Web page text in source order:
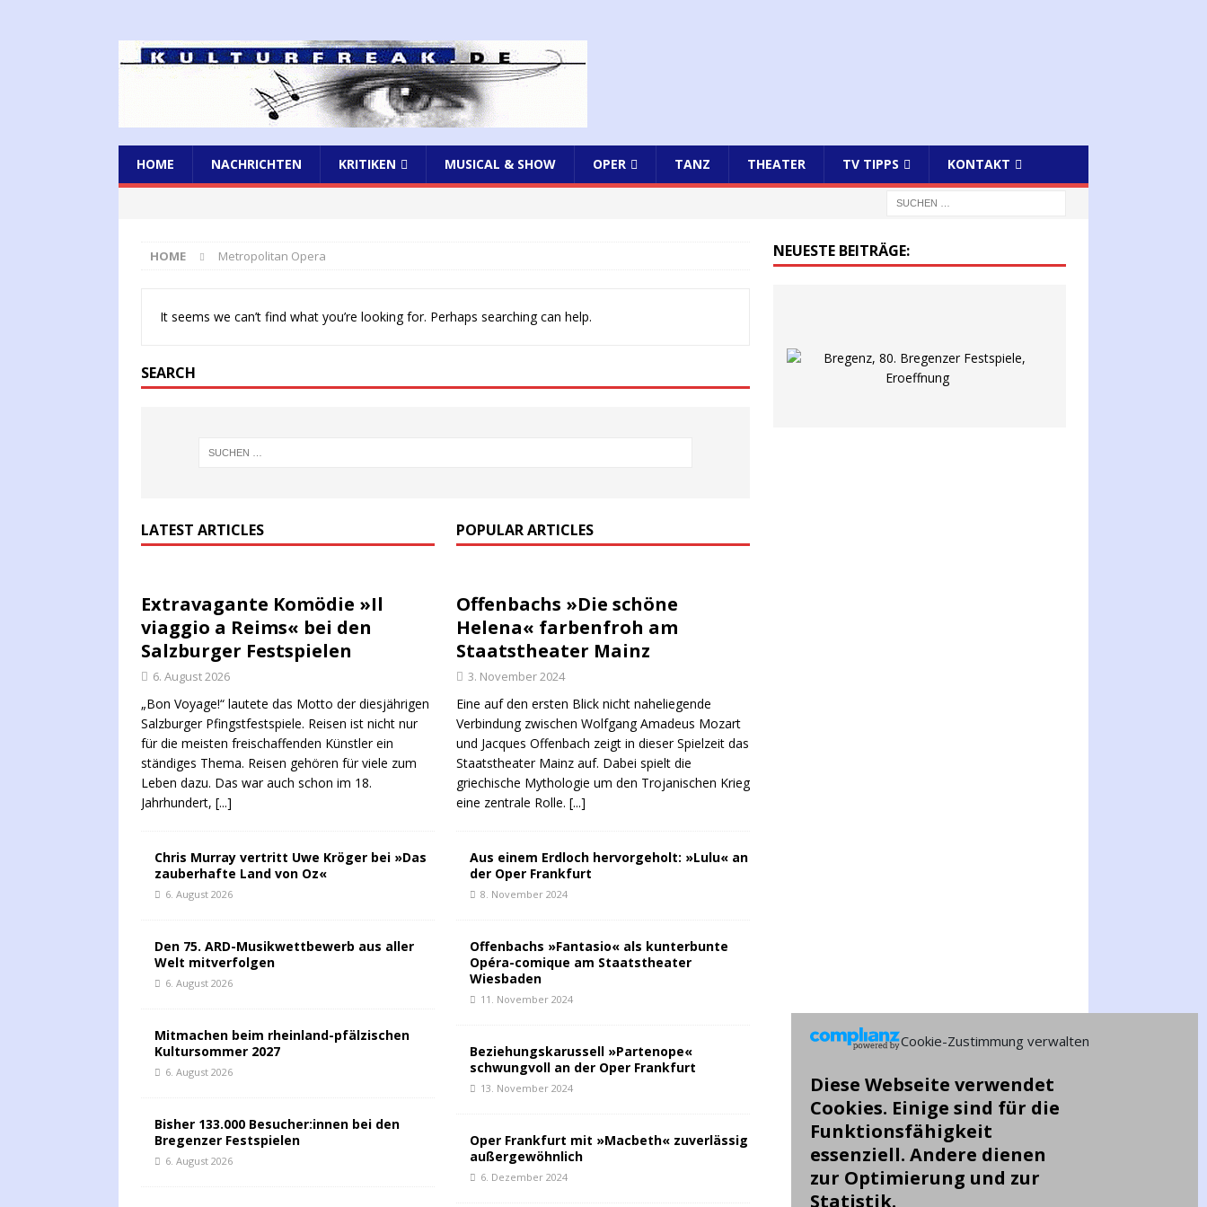
Cookie-Zustimmung verwalten
Diese Webseite verwendet
Cookies. Einige sind für die
Funktionsfähigkeit
essenziell. Andere dienen
zur Optimierung und zur
Statistik.
HOME NACHRICHTEN KRITIKEN MUSICAL & SHOW OPER TANZ THEATER TV TIPPS KONTAKT
HOME Metropolitan Opera
It seems we can’t find what you’re looking for. Perhaps searching can help.
SEARCH
LATEST ARTICLES
Extravagante Komödie »Il
viaggio a Reims« bei den
Salzburger Festspielen
6. August 2026
„Bon Voyage!“ lautete das Motto der diesjährigen
Salzburger Pfingstfestspiele. Reisen ist nicht nur
für die meisten freischaffenden Künstler ein
ständiges Thema. Reisen gehören für viele zum
Leben dazu. Das war auch schon im 18.
Jahrhundert, [...]
Chris Murray vertritt Uwe Kröger bei »Das
zauberhafte Land von Oz«
6. August 2026
Den 75. ARD-Musikwettbewerb aus aller
Welt mitverfolgen
6. August 2026
Mitmachen beim rheinland-pfälzischen
Kultursommer 2027
6. August 2026
Bisher 133.000 Besucher:innen bei den
Bregenzer Festspielen
6. August 2026
POPULAR ARTICLES
Offenbachs »Die schöne
Helena« farbenfroh am
Staatstheater Mainz
3. November 2024
Eine auf den ersten Blick nicht naheliegende
Verbindung zwischen Wolfgang Amadeus Mozart
und Jacques Offenbach zeigt in dieser Spielzeit das
Staatstheater Mainz auf. Dabei spielt die
griechische Mythologie um den Trojanischen Krieg
eine zentrale Rolle. [...]
Aus einem Erdloch hervorgeholt: »Lulu« an
der Oper Frankfurt
8. November 2024
Offenbachs »Fantasio« als kunterbunte
Opéra-comique am Staatstheater
Wiesbaden
11. November 2024
Beziehungskarussell »Partenope«
schwungvoll an der Oper Frankfurt
13. November 2024
Oper Frankfurt mit »Macbeth« zuverlässig
außergewöhnlich
6. Dezember 2024
NEUESTE BEITRÄGE: